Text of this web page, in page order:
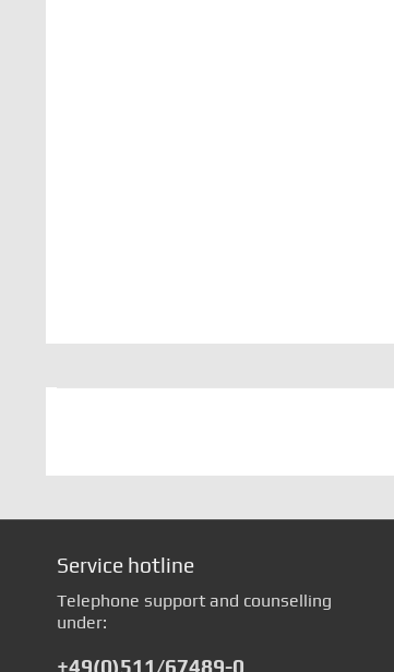
Service hotline
Telephone support and counselling
under:
+49(0)511/67489-0